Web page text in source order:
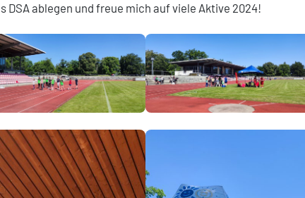
DSA ablegen und freue mich auf viele Aktive 2024!